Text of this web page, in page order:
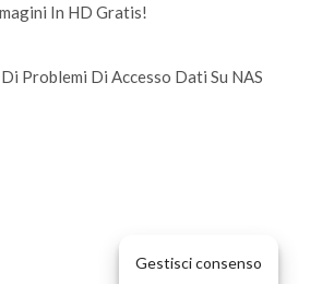
In HD Gratis!
Problemi Di Accesso Dati Su NAS
Gestisci consenso